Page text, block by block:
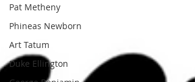
Pat Metheny
Phineas Newborn
Art Tatum
Duke Ellington